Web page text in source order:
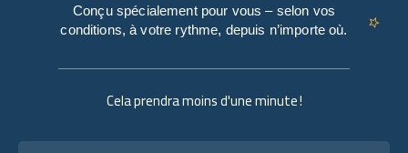
Cela prendra moins d'une minute !
Conçu spécialement pour vous – selon vos
conditions, à votre rythme, depuis n’importe où.